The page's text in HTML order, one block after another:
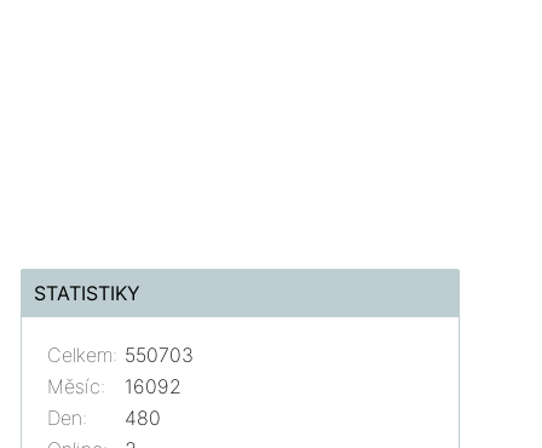
STATISTIKY
Celkem: 550703
Měsíc:
16092
Den:
480